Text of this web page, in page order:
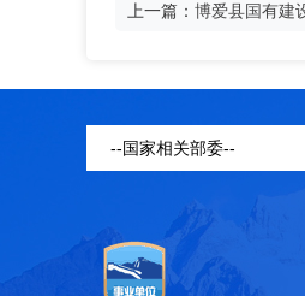
上一篇： 博爱县国有建